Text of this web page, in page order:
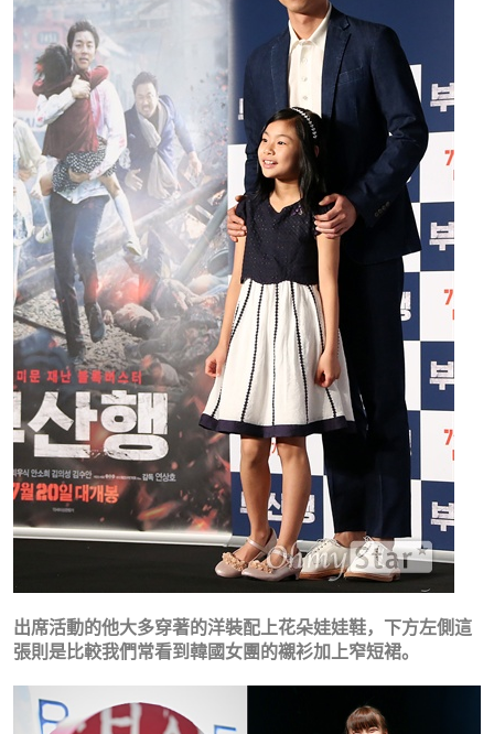
出席活動的他大多穿著的洋裝配上花朵娃娃鞋，下方左側這
張則是比較我們常看到韓國女團的襯衫加上窄短裙。